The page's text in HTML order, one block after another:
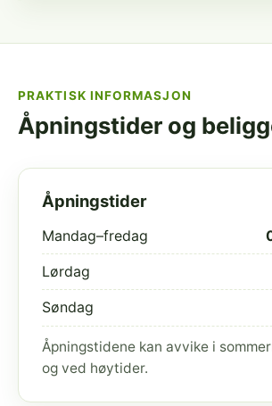
PRAKTISK INFORMASJON
Åpningstider og
Åpningstider
Mandag–fredag
Lørdag
Søndag
Åpningstidene kan avvike i
og ved høytider.